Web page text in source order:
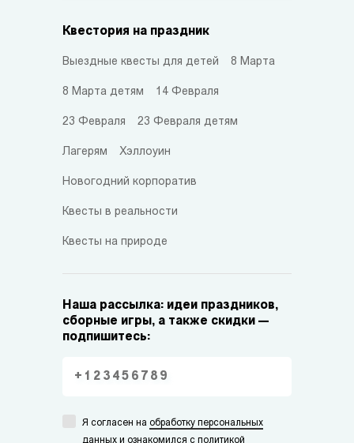
Квестория на праздник
Выездные квесты для детей 8 Марта
8 Марта детям 14 Февраля
23 Февраля 23 Февраля детям
Лагерям Хэллоуин
Новогодний корпоратив
Квесты в реальности
Квесты на природе
Наша рассылка: идеи праздников,
сборные игры, а также скидки —
подпишитесь:
Я согласен на обработку персональных
данных и ознакомился с политикой